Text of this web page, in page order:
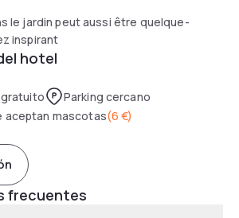
le jardin peut aussi être quelque-
inspirant
hotel
Parking cercano
aceptan mascotas(6 €)
frecuentes